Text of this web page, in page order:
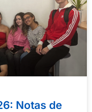
Notas de